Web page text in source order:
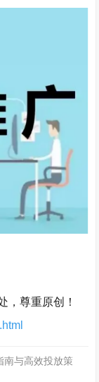
，尊重原创！
南与高效投放策